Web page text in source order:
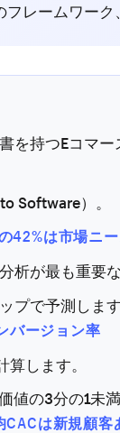
レームワーク
を持つEコマ
Software）。
42%は市場ニ
析が最も重要
プで予測しま
バージョン率
します。
値の3分の1未
CACは新規顧